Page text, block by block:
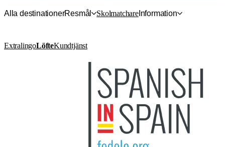
Alla destinationerResmål SkolmatchareInformation
ExtralingoLöfteKundtjänst